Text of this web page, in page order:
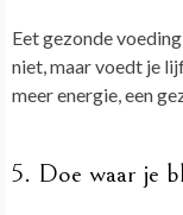
Eet gezonde
niet, maar voedt je
meer energie, een
5. Doe waar je